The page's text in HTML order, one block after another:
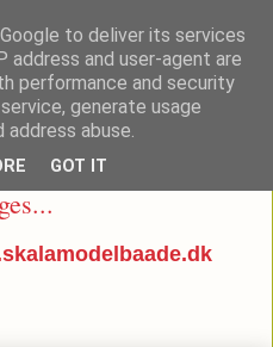
to deliver its services
address and user-agent are
performance and security
generate usage
abuse.
GOT IT